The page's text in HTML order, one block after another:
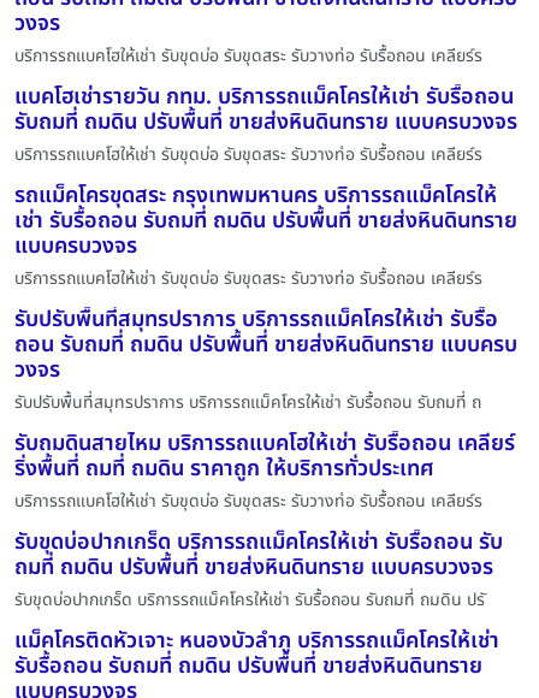
วงจร
บริการรถแบคโฮให้เช่า รับขุดบ่อ รับขุดสระ รับวางท่อ รับรื้อถอน เคลียร์ร
แบคโฮเช่ารายวัน กทม. บริการรถแม็คโครให้เช่า รับรื้อถอน
รับถมที่ ถมดิน ปรับพื้นที่ ขายส่งหินดินทราย แบบครบวงจร
บริการรถแบคโฮให้เช่า รับขุดบ่อ รับขุดสระ รับวางท่อ รับรื้อถอน เคลียร์ร
รถแม็คโครขุดสระ กรุงเทพมหานคร บริการรถแม็คโครให้
เช่า รับรื้อถอน รับถมที่ ถมดิน ปรับพื้นที่ ขายส่งหินดินทราย
แบบครบวงจร
บริการรถแบคโฮให้เช่า รับขุดบ่อ รับขุดสระ รับวางท่อ รับรื้อถอน เคลียร์ร
รับปรับพื้นที่สมุทรปราการ บริการรถแม็คโครให้เช่า รับรื้อ
ถอน รับถมที่ ถมดิน ปรับพื้นที่ ขายส่งหินดินทราย แบบครบ
วงจร
รับปรับพื้นที่สมุทรปราการ บริการรถแม็คโครให้เช่า รับรื้อถอน รับถมที่ ถ
รับถมดินสายไหม บริการรถแบคโฮให้เช่า รับรื้อถอน เคลียร์
ริ่งพื้นที่ ถมที่ ถมดิน ราคาถูก ให้บริการทั่วประเทศ
บริการรถแบคโฮให้เช่า รับขุดบ่อ รับขุดสระ รับวางท่อ รับรื้อถอน เคลียร์ร
รับขุดบ่อปากเกร็ด บริการรถแม็คโครให้เช่า รับรื้อถอน รับ
ถมที่ ถมดิน ปรับพื้นที่ ขายส่งหินดินทราย แบบครบวงจร
รับขุดบ่อปากเกร็ด บริการรถแม็คโครให้เช่า รับรื้อถอน รับถมที่ ถมดิน ปรั
แม็คโครติดหัวเจาะ หนองบัวลำภู บริการรถแม็คโครให้เช่า
รับรื้อถอน รับถมที่ ถมดิน ปรับพื้นที่ ขายส่งหินดินทราย
แบบครบวงจร